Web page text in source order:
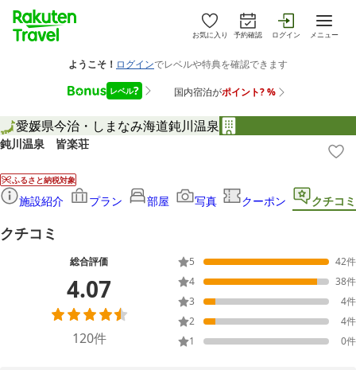
お気に入り 予約確認 ログイン メニュー
愛媛県今治・しまなみ海道鈍川温泉
鈍川温泉 皆楽荘
ふるさと納税対象
施設紹介 プラン 部屋 写真 クーポン クチコミ
クチコミ
総合評価
4.07
120件
5 42件
4
38件
3
4件
2
4件
1
0件